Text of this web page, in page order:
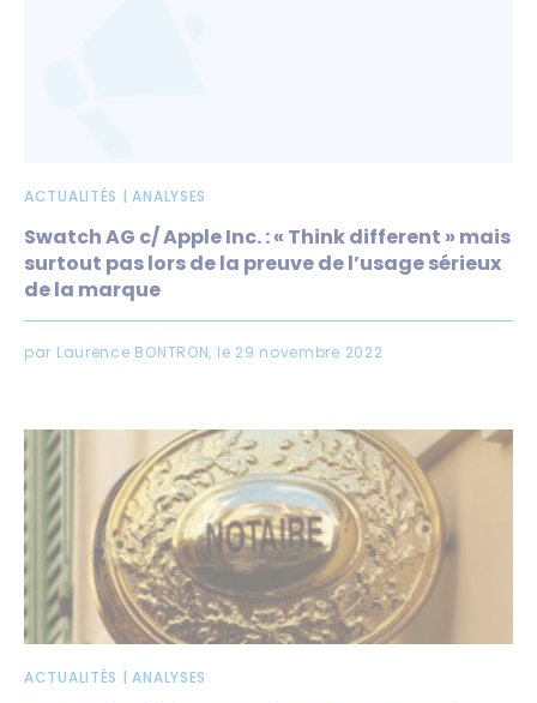
ACTUALITÉS | ANALYSES
Swatch AG c/ Apple Inc. : « Think different » mais
surtout pas lors de la preuve de l’usage sérieux
de la marque
par Laurence BONTRON, le 29 novembre 2022
ACTUALITÉS | ANALYSES